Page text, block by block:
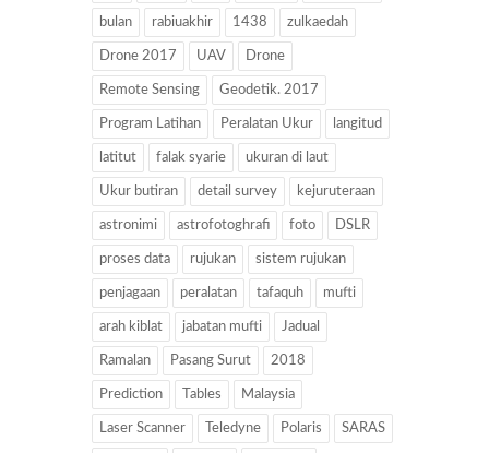
bulan rabiuakhir 1438 zulkaedah
Drone 2017 UAV Drone
Remote Sensing Geodetik. 2017
Program Latihan Peralatan Ukur langitud
latitut falak syarie ukuran di laut
Ukur butiran detail survey kejuruteraan
astronimi astrofotoghrafi foto DSLR
proses data rujukan sistem rujukan
penjagaan peralatan tafaquh mufti
arah kiblat jabatan mufti Jadual
Ramalan Pasang Surut 2018
Prediction Tables Malaysia
Laser Scanner Teledyne Polaris SARAS